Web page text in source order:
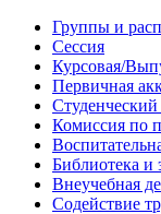
Группы и
Сессия
Курсовая/
Первичная
Студенческий
Комиссия по
Библиотека и
Внеучебная
Содействие